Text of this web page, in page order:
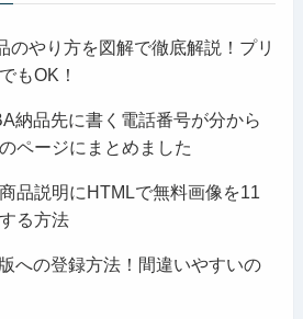
のやり方を図解で徹底解説！プリ
もOK！
納品先に書く電話番号が分から
ページにまとめました
品説明にHTMLで無料画像を11
る方法
への登録方法！間違いやすいの